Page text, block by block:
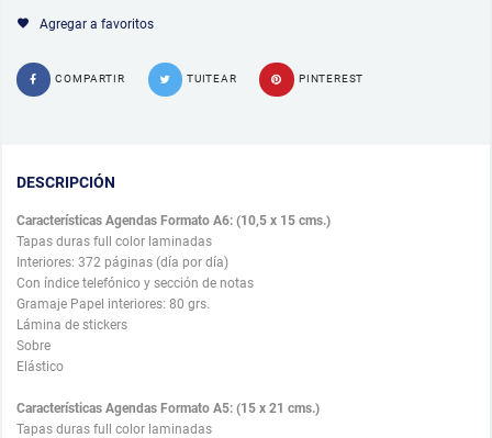
Agregar a favoritos
COMPARTIR TUITEAR PINTEREST
DESCRIPCIÓN
Características Agendas Formato A6: (10,5 x 15 cms.)
Tapas duras full color laminadas
Interiores: 372 páginas (día por día)
Con índice telefónico y sección de notas
Gramaje Papel interiores: 80 grs.
Lámina de stickers
Sobre
Elástico
Características Agendas Formato A5: (15 x 21 cms.)
Tapas duras full color laminadas